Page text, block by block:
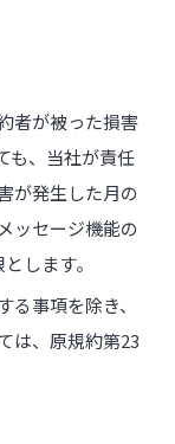
者が被った損害
も、当社が責任
が発生した月の
ッセージ機能の
します。
事項を除き、
は、原規約第23